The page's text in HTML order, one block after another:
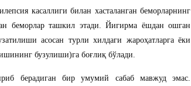
касаллиги билан хасталанган беморларнинг
беморлар ташкил этади. Йигирма ёшдан ошган
асосан турли хилдаги жароҳатларга ёки
бузулиши)га боғлиқ бўлади.
берадиган бир умумий сабаб мавжуд эмас.